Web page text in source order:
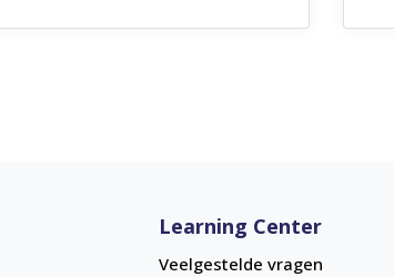
Learning Center
Veelgestelde vragen